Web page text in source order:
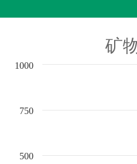
矿
500
750
1000